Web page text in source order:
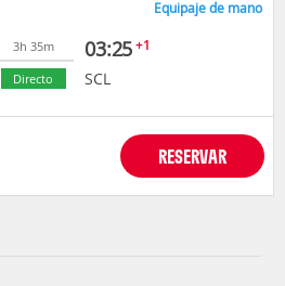
Equipaje de mano
3h 35m
Directo
03:25+1
SCL
RESERVAR